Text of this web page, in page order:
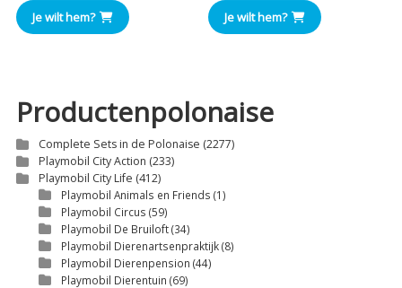
Je wilt hem? Je wilt hem?
Productenpolonaise
Complete Sets in de Polonaise (2277)
Playmobil City Action (233)
Playmobil City Life (412)
Playmobil Animals en Friends (1)
Playmobil Circus (59)
Playmobil De Bruiloft(34)
Playmobil Dierenartsenpraktijk(8)
Playmobil Dierenpension (44)
Playmobil Dierentuin (69)